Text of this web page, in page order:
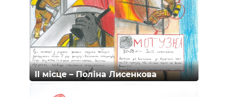
II місце – Поліна Лисенкова